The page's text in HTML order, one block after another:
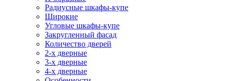
Радиусные шкафы-купе
Широкие
Угловые шкафы-купе
Закругленный фасад
Количество дверей
2-х дверные
3-х дверные
4-х дверные